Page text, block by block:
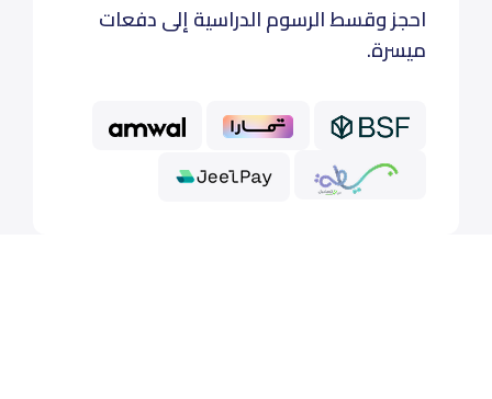
احجز وقسط الرسوم الدراسية إلى دفعات
ميسرة.